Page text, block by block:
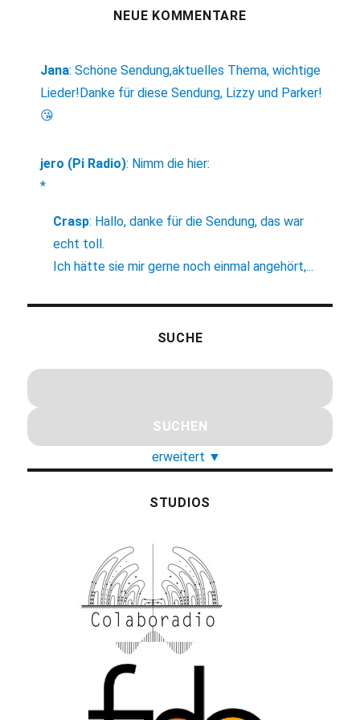
NEUE KOMMENTARE
Jana:Schöne Sendung,aktuelles Thema, wichtige
Lieder!Danke für diese Sendung, Lizzy und Parker!
😘
jero (Pi Radio): Nimm die hier:
*
Crasp: Hallo, danke für die Sendung, das war
echt toll.
Ich hätte sie mir gerne noch einmal angehört,...
SUCHE
erweitert ▼
STUDIOS